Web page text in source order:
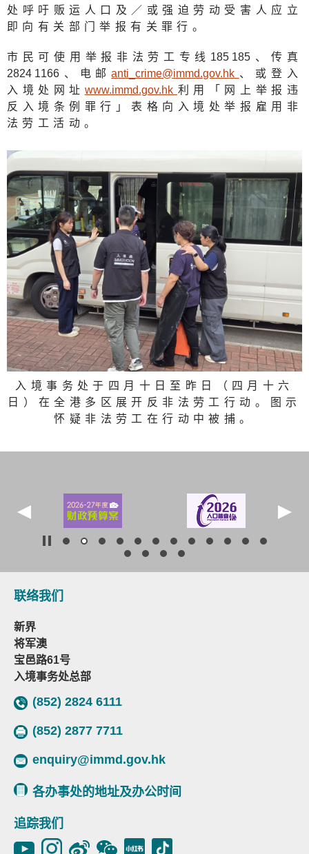
处呼吁贩运人口及／或强迫劳动受害人应立
即向有关部门举报有关罪行。
市民可使用举报非法劳工专线 185 185、传真
2824 1166、电邮anti_crime@immd.gov.hk 、或登入
入境处网址 www.immd.gov.hk 利用「网上举报违
反入境条例罪行」表格向入境处举报雇用非
法劳工活动。
入境事务处于四月十日至昨日（四月十六
日）在全港多区展开反非法劳工行动。图示
怀疑非法劳工在行动中被捕。
联络我们
新界
将军澳
宝邑路61号
入境事务处总部
(852) 2824 6111
(852) 2877 7711
enquiry@immd.gov.hk
各办事处的地址及办公时间
追踪我们